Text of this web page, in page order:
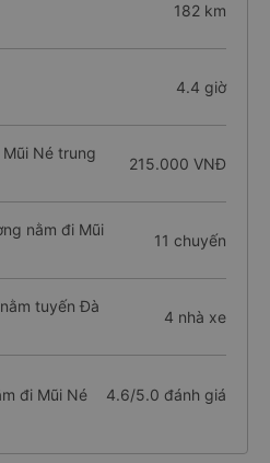
182 km
4.4 giờ
Né trung
215.000 VNĐ
nằm đi Mũi
11 chuyến
tuyến Đà
4 nhà xe
đi Mũi Né 4.6/5.0 đánh giá